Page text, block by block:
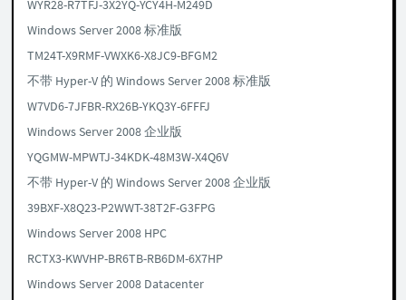
WYR28-R7TFJ-3X2YQ-YCY4H-M249D
Windows Server 2008 标准版
TM24T-X9RMF-VWXK6-X8JC9-BFGM2
不带 Hyper-V 的 Windows Server 2008 标准版
W7VD6-7JFBR-RX26B-YKQ3Y-6FFFJ
Windows Server 2008 企业版
YQGMW-MPWTJ-34KDK-48M3W-X4Q6V
不带 Hyper-V 的 Windows Server 2008 企业版
39BXF-X8Q23-P2WWT-38T2F-G3FPG
Windows Server 2008 HPC
RCTX3-KWVHP-BR6TB-RB6DM-6X7HP
Windows Server 2008 Datacenter